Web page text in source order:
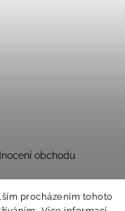
procházením tohoto
obchodu